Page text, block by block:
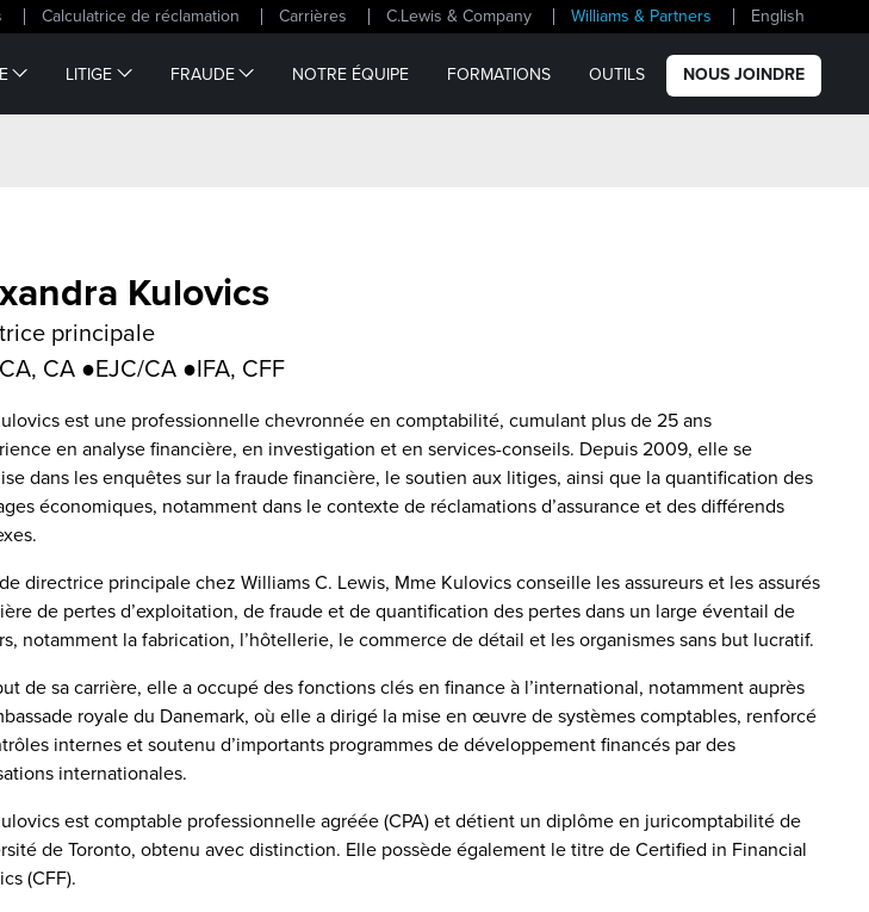
Calculatrice de réclamation Carrières C.Lewis & Company Williams & Partners English
LITIGE FRAUDE NOTRE ÉQUIPE FORMATIONS OUTILS NOUS JOINDRE
Kulovics
principale
CA ●EJC/CA ●IFA, CFF
est une professionnelle chevronnée en comptabilité, cumulant plus de 25 ans
en analyse financière, en investigation et en services-conseils. Depuis 2009, elle se
dans les enquêtes sur la fraude financière, le soutien aux litiges, ainsi que la quantification des
économiques, notamment dans le contexte de réclamations d’assurance et des différends
directrice principale chez Williams C. Lewis, Mme Kulovics conseille les assureurs et les assurés
de pertes d’exploitation, de fraude et de quantification des pertes dans un large éventail de
notamment la fabrication, l’hôtellerie, le commerce de détail et les organismes sans but lucratif.
de sa carrière, elle a occupé des fonctions clés en finance à l’international, notamment auprès
royale du Danemark, où elle a dirigé la mise en œuvre de systèmes comptables, renforcé
internes et soutenu d’importants programmes de développement financés par des
internationales.
est comptable professionnelle agréée (CPA) et détient un diplôme en juricomptabilité de
de Toronto, obtenu avec distinction. Elle possède également le titre de Certified in Financial
(CFF).